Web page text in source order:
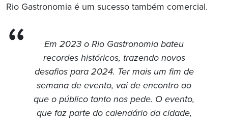
Rio Gastronomia é um sucesso também comercial.
Em 2023 o Rio Gastronomia bateu
recordes históricos, trazendo novos
desafios para 2024. Ter mais um fim de
semana de evento, vai de encontro ao
que o público tanto nos pede. O evento,
que faz parte do calendário da cidade,